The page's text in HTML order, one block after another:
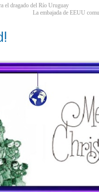
el dragado del Río Uruguay
La embajada de EEUU